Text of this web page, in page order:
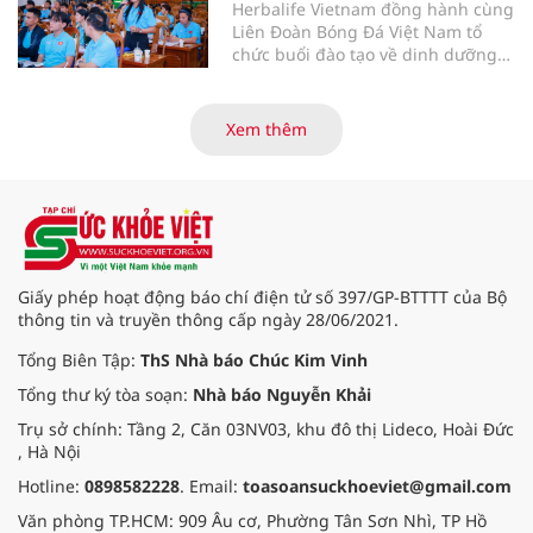
Herbalife Vietnam đồng hành cùng
Liên Đoàn Bóng Đá Việt Nam tổ
chức buổi đào tạo về dinh dưỡng
Xem thêm
Giấy phép hoạt động báo chí điện tử số 397/GP-BTTTT của Bộ
thông tin và truyền thông cấp ngày 28/06/2021.
Tổng Biên Tập: ThS Nhà báo Chúc Kim Vinh
Tổng thư ký tòa soạn: Nhà báo Nguyễn Khải
Trụ sở chính: Tầng 2, Căn 03NV03, khu đô thị Lideco, Hoài Đức
, Hà Nội
Hotline: 0898582228. Email: toasoansuckhoeviet@gmail.com
Văn phòng TP.HCM: 909 Âu cơ, Phường Tân Sơn Nhì, TP Hồ